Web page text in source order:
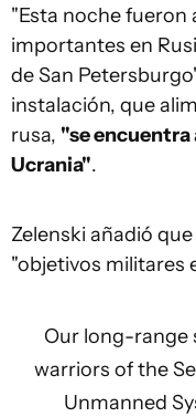
"Esta noche fueron
importantes en
de San
instalación, que
rusa, "se encuentra
Ucrania".
Zelenski añadió
"objetivos militares
Our long-range
warriors of the
Unmanned